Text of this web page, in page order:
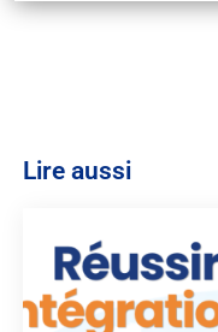
Lire aussi